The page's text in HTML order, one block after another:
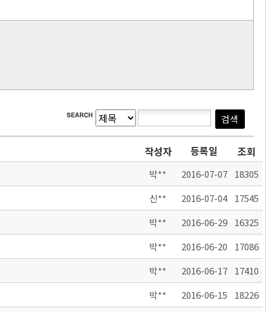
작성자 등록일 조회
박** 2016-07-07
18305
신** 2016-07-04
17545
박** 2016-06-29
16325
박** 2016-06-20
17086
박** 2016-06-17
17410
박** 2016-06-15
18226